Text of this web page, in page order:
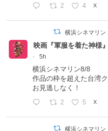
2 4 X
横浜シネマリン
映画『軍服を着た神様
·
5h
横浜シネマリン8/8
作品の枠を超えた台湾
お見逃しなく！
2 5 X
横浜シネマリン